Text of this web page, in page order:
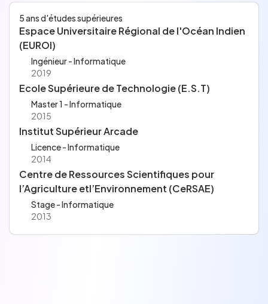
Création d'application type "From scratch"
5 ans d'études supérieures
Espace Universitaire Régional de l'Océan Indien
(EUROI)
Ingénieur - Informatique
2019
Ecole Supérieure de Technologie (E.S.T)
Master 1 - Informatique
2015
Institut Supérieur Arcade
Licence - Informatique
2014
Centre de Ressources Scientifiques pour
l’Agriculture etl’Environnement (CeRSAE)
Stage - Informatique
2013